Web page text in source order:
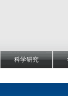
科学研究